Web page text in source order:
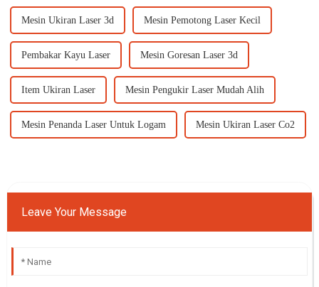
Mesin Ukiran Laser 3d Mesin Pemotong Laser Kecil
Pembakar Kayu Laser Mesin Goresan Laser 3d
Item Ukiran Laser Mesin Pengukir Laser Mudah Alih
Mesin Penanda Laser Untuk Logam Mesin Ukiran Laser Co2
Leave Your Message